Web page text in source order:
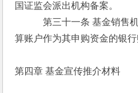
国证监会派出机构备案。
第三十一条 基金销售机
算账户作为其申购资金的银行
第四章 基金宣传推介材料